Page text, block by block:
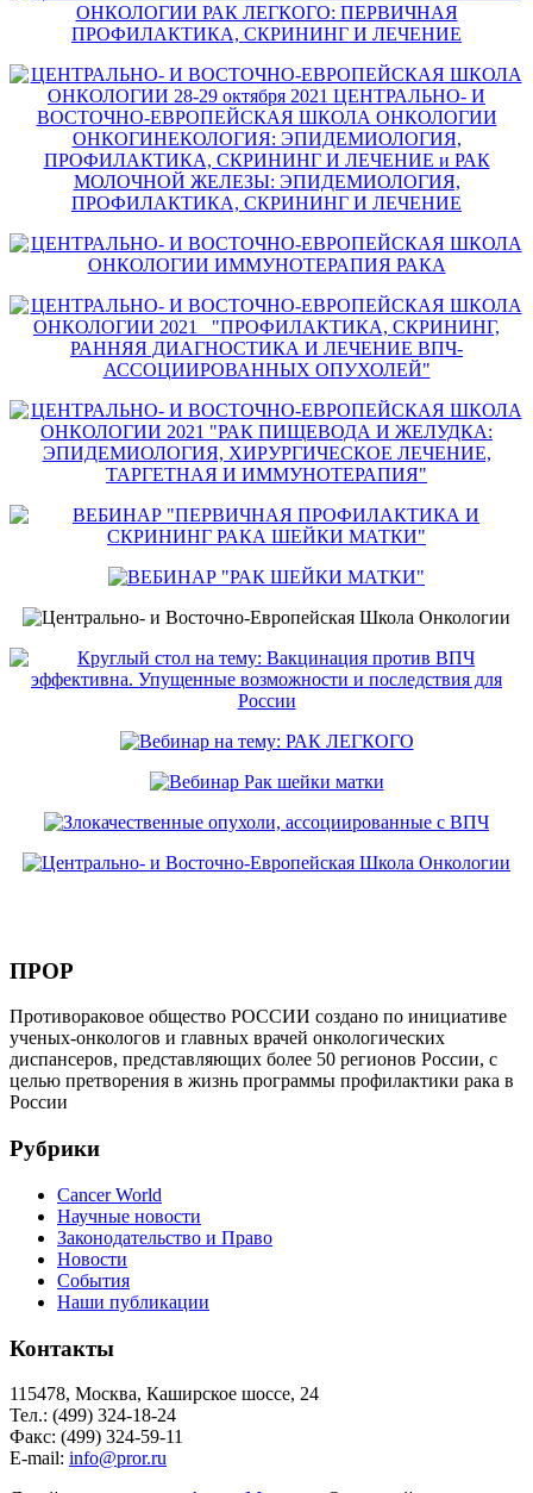
ПРОР
Противораковое общество РОССИИ создано по инициативе
ученых-онкологов и главных врачей онкологических
диспансеров, представляющих более 50 регионов России, с
целью претворения в жизнь программы профилактики рака в
России
Рубрики
Cancer World
Научные новости
Законодательство и Право
Новости
События
Наши публикации
Контакты
115478, Москва, Каширское шоссе, 24
Тел.: (499) 324-18-24
Факс: (499) 324-59-11
E-mail: info@pror.ru